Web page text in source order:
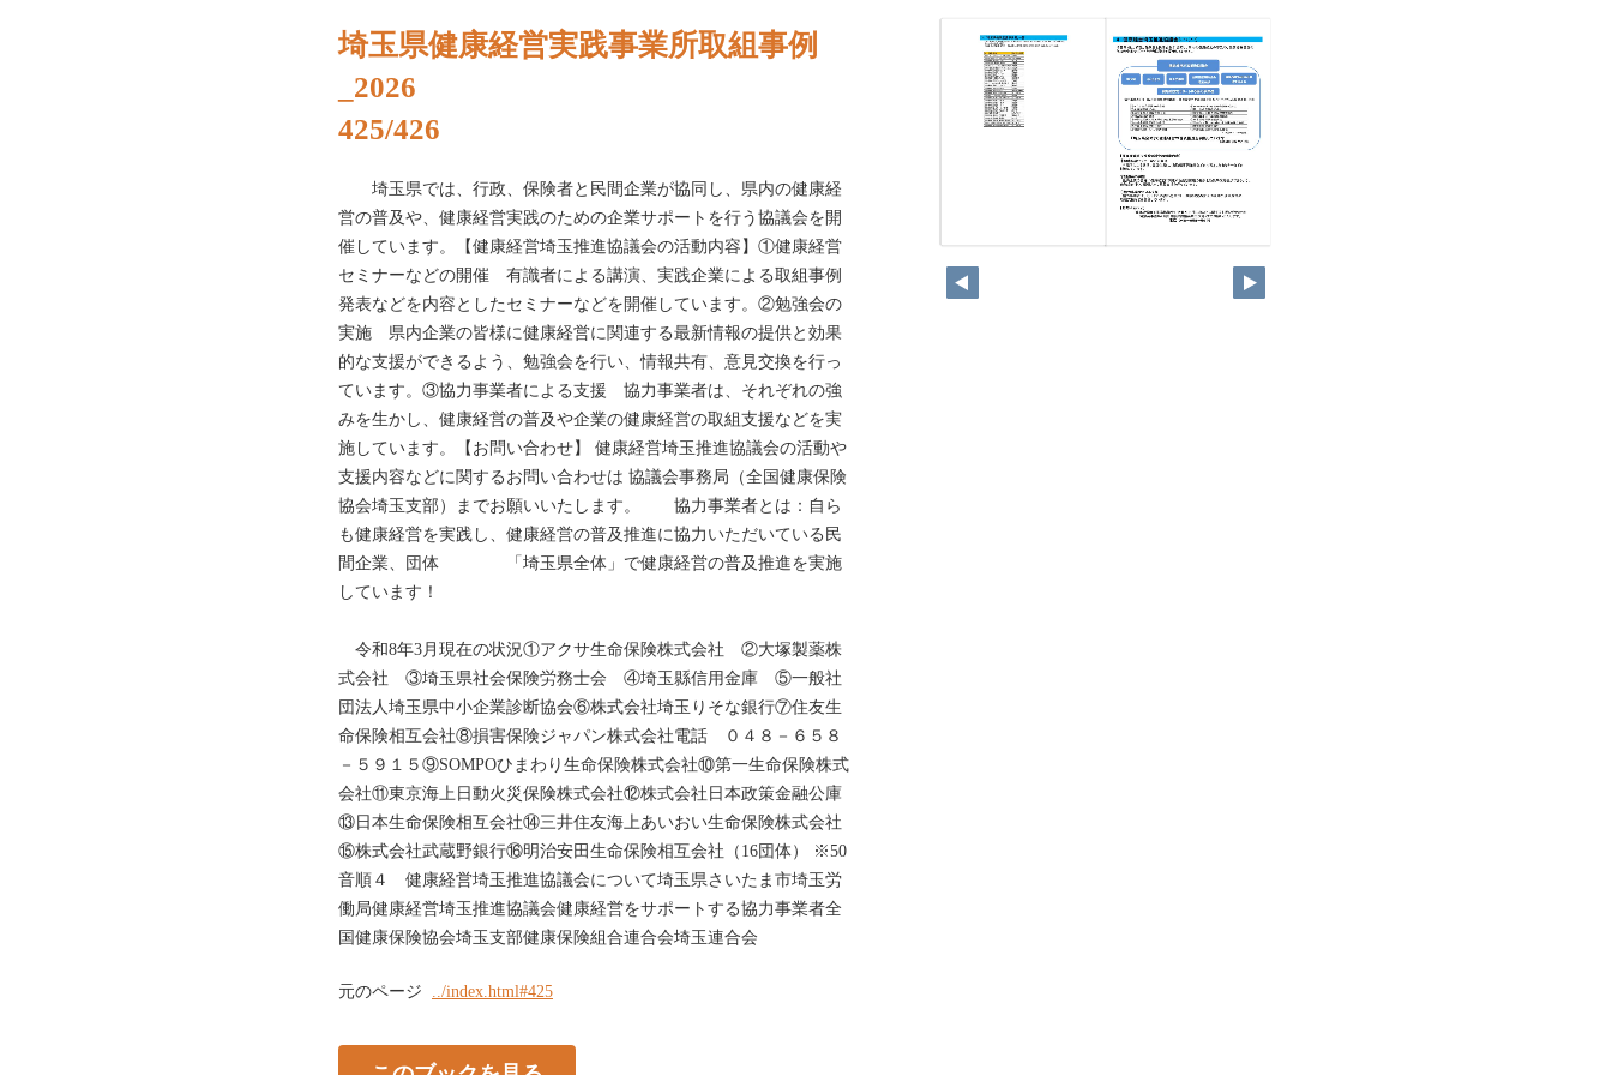
埼玉県健康経営実践事業所取組事例
_2026
425/426
埼玉県では、行政、保険者と民間企業が協同し、県内の健康経
営の普及や、健康経営実践のための企業サポートを行う協議会を開
催しています。【健康経営埼玉推進協議会の活動内容】①健康経営
セミナーなどの開催 有識者による講演、実践企業による取組事例
発表などを内容としたセミナーなどを開催しています。②勉強会の
実施 県内企業の皆様に健康経営に関連する最新情報の提供と効果
的な支援ができるよう、勉強会を行い、情報共有、意見交換を行っ
ています。③協力事業者による支援 協力事業者は、それぞれの強
みを生かし、健康経営の普及や企業の健康経営の取組支援などを実
施しています。【お問い合わせ】 健康経営埼玉推進協議会の活動や
支援内容などに関するお問い合わせは 協議会事務局（全国健康保険
協会埼玉支部）までお願いいたします。 協力事業者とは：自ら
も健康経営を実践し、健康経営の普及推進に協力いただいている民
間企業、団体 「埼玉県全体」で健康経営の普及推進を実施
しています！
令和8年3月現在の状況①アクサ生命保険株式会社 ②大塚製薬株
式会社 ③埼玉県社会保険労務士会 ④埼玉縣信用金庫 ⑤一般社
団法人埼玉県中小企業診断協会⑥株式会社埼玉りそな銀行⑦住友生
命保険相互会社⑧損害保険ジャパン株式会社電話 ０４８－６５８
－５９１５⑨SOMPOひまわり生命保険株式会社⑩第一生命保険株式
会社⑪東京海上日動火災保険株式会社⑫株式会社日本政策金融公庫
⑬日本生命保険相互会社⑭三井住友海上あいおい生命保険株式会社
⑮株式会社武蔵野銀行⑯明治安田生命保険相互会社（16団体） ※50
音順４ 健康経営埼玉推進協議会について埼玉県さいたま市埼玉労
働局健康経営埼玉推進協議会健康経営をサポートする協力事業者全
国健康保険協会埼玉支部健康保険組合連合会埼玉連合会
元のページ ../index.html#425